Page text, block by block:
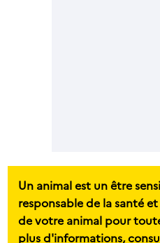
Un animal est un être
responsable de la santé
de votre animal pour
plus d'informations,